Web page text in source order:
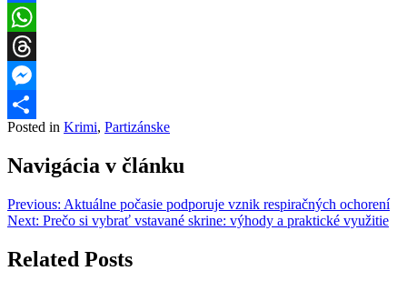
Facebook
WhatsApp
Threads
Messenger
Share
Posted in Krimi, Partizánske
Navigácia v článku
Previous: Aktuálne počasie podporuje vznik respiračných ochorení
Next: Prečo si vybrať vstavané skrine: výhody a praktické využitie
Related Posts